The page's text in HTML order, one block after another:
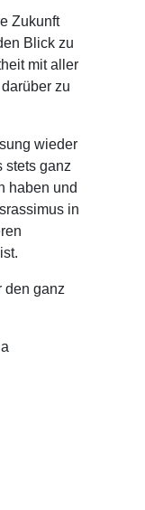
Zukunft
Blick zu
mit aller
zu
wieder
stets ganz
haben und
in
den ganz